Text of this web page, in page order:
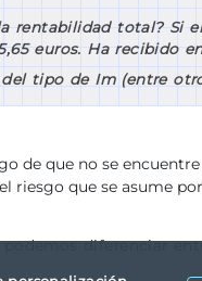
rentabilidad total? Si
euros. Ha recibido
tipo de Im (entre
de que no se
riesgo que se asume
diferenciar